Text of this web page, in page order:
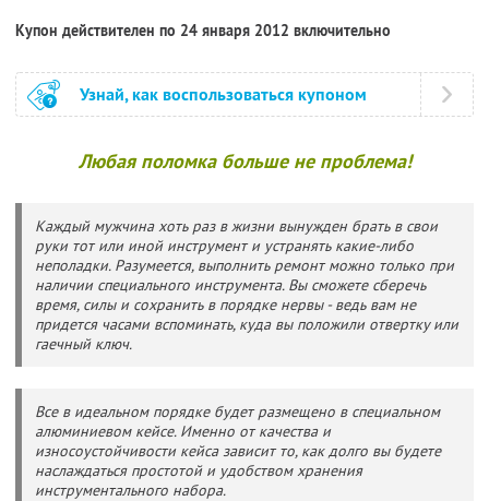
Купон действителен по 24 января 2012 включительно
Узнай, как воспользоваться купоном
Любая поломка больше не проблема!
Каждый мужчина хоть раз в жизни вынужден брать в свои
руки тот или иной инструмент и устранять какие-либо
неполадки. Разумеется, выполнить ремонт можно только при
наличии специального инструмента. Вы сможете сберечь
время, силы и сохранить в порядке нервы - ведь вам не
придется часами вспоминать, куда вы положили отвертку или
гаечный ключ.
Все в идеальном порядке будет размещено в специальном
алюминиевом кейсе. Именно от качества и
износоустойчивости кейса зависит то, как долго вы будете
наслаждаться простотой и удобством хранения
инструментального набора.